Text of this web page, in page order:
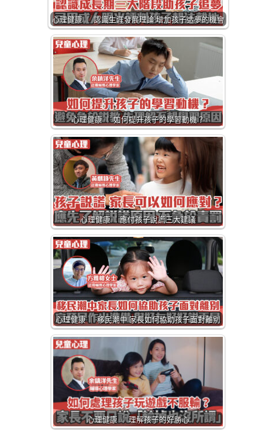
心理健康 ｜ 認識生涯發展理論 增加孩子造夢的機會
心理健康 ｜ 如何提升孩子的學習動機？
心理健康 ｜應付孩子說謊三大建議
心理健康 ｜ 移民潮中 家長如何協助孩子面對離別
心理健康 ｜ 理解孩子的好勝心